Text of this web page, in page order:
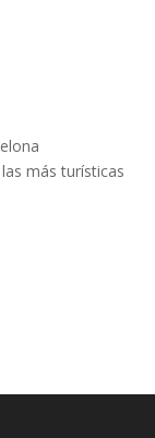
más turísticas